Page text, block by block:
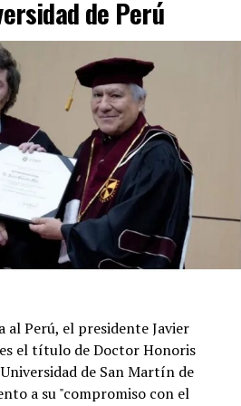
emergencia. Los equipos de
trabajan coordinados para
y asistir a los vecinos, en
expectante por posibles
de Perú
al Perú, el presidente Javier
el título de Doctor Honoris
de San Martín de
a su "compromiso con el